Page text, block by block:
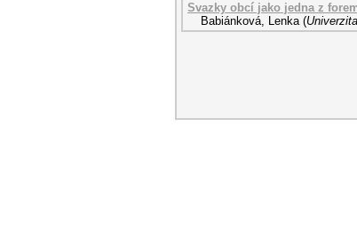
Svazky obcí jako jedna z
Babiánková, Lenka (